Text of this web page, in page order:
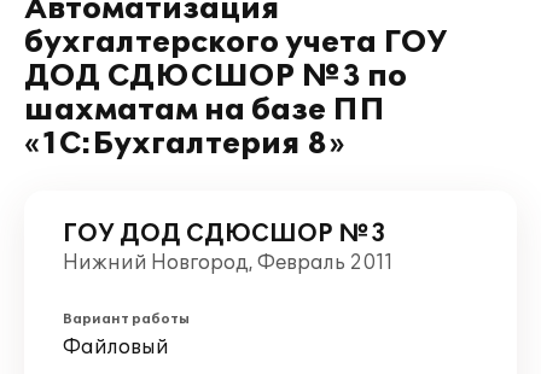
Автоматизация
бухгалтерского учета ГОУ
ДОД СДЮСШОР №3 по
шахматам на базе ПП
«1С:Бухгалтерия 8»
ГОУ ДОД СДЮСШОР №3
Нижний Новгород, Февраль 2011
Вариант работы
Файловый